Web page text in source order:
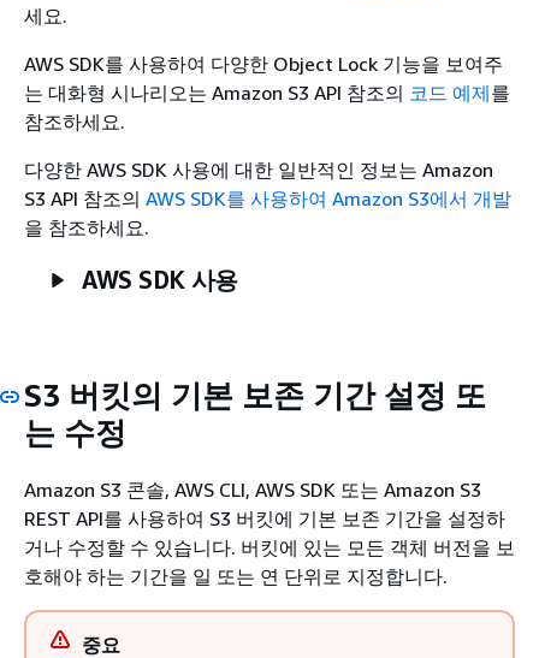
세요.
AWS SDK를 사용하여 다양한 Object Lock 기능을 보여주
는 대화형 시나리오는 Amazon S3 API 참조의 코드 예제를
참조하세요.
다양한 AWS SDK 사용에 대한 일반적인 정보는 Amazon
S3 API 참조의 AWS SDK를 사용하여 Amazon S3에서 개발
을 참조하세요.
AWS SDK 사용
S3 버킷의 기본 보존 기간 설정 또
는 수정
Amazon S3 콘솔, AWS CLI, AWS SDK 또는 Amazon S3
REST API를 사용하여 S3 버킷에 기본 보존 기간을 설정하
거나 수정할 수 있습니다. 버킷에 있는 모든 객체 버전을 보
호해야 하는 기간을 일 또는 연 단위로 지정합니다.
중요